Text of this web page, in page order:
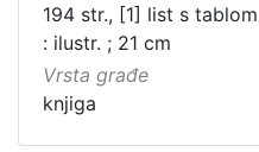
194 str., [1] list s
: ilustr. ; 21 cm
Vrsta građe
knjiga